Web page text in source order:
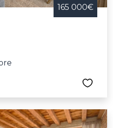
165 000€